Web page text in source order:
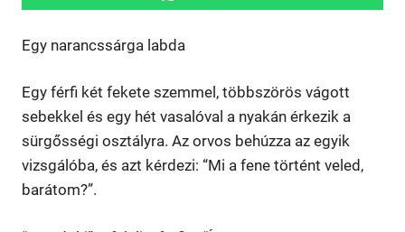
Egy narancssárga labda
Egy férfi két fekete szemmel, többszörös vágott
sebekkel és egy hét vasalóval a nyakán érkezik a
sürgősségi osztályra. Az orvos behúzza az egyik
vizsgálóba, és azt kérdezi: “Mi a fene történt veled,
barátom?”.